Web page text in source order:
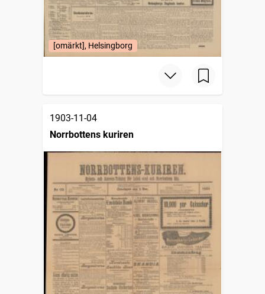
[omärkt], Helsingborg
1903-11-04
Norrbottens kuriren